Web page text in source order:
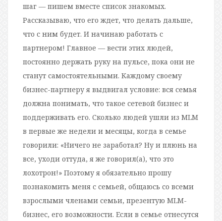
шаг — пишем вместе список знакомых.
Рассказываю, что его ждет, что делать дальше,
что с ним будет. И начинаю работать с
партнером! Главное — вести этих людей,
постоянно держать руку на пульсе, пока они не
станут самостоятельными. Каждому своему
бизнес-партнеру я выдвигал условие: вся семья
должна понимать, что такое сетевой бизнес и
поддерживать его. Сколько людей ушли из MLM
в первые же недели и месяцы, когда в семье
говорили: «Ничего не заработал? Ну и плюнь на
все, уходи оттуда, я же говорил(а), что это
лохотрон!» Поэтому я обязательно прошу
познакомить меня с семьей, общаюсь со всеми
взрослыми членами семьи, презентую MLM-
бизнес, его возможности. Если в семье отнесутся